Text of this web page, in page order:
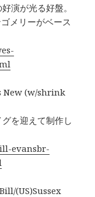
演が光る好盤。
メリーがベース
New (w/shrink
を迎えて制作し
evansbr-
(US)Sussex